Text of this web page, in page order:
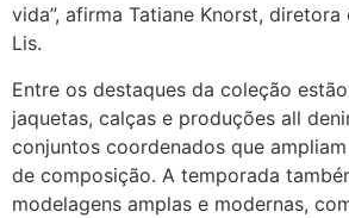
vida”, afirma Tatiane Knorst,
Lis.
Entre os destaques da coleção
jaquetas, calças e produções all
conjuntos coordenados que
de composição. A temporada
modelagens amplas e modernas,